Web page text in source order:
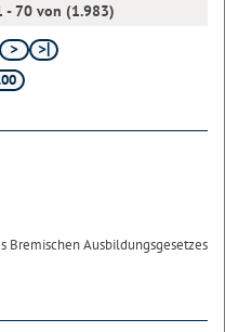
- 70 von (1.983)
Bremischen Ausbildungsgesetzes